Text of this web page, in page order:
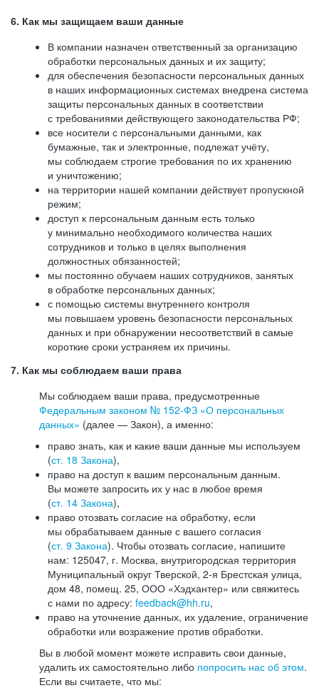
6. Как мы защищаем ваши данные
В компании назначен ответственный за организацию
обработки персональных данных и их защиту;
для обеспечения безопасности персональных данных
в наших информационных системах внедрена система
защиты персональных данных в соответствии
с требованиями действующего законодательства РФ;
все носители с персональными данными, как
бумажные, так и электронные, подлежат учёту,
мы соблюдаем строгие требования по их хранению
и уничтожению;
на территории нашей компании действует пропускной
режим;
доступ к персональным данным есть только
у минимально необходимого количества наших
сотрудников и только в целях выполнения
должностных обязанностей;
мы постоянно обучаем наших сотрудников, занятых
в обработке персональных данных;
с помощью системы внутреннего контроля
мы повышаем уровень безопасности персональных
данных и при обнаружении несоответствий в самые
короткие сроки устраняем их причины.
7. Как мы соблюдаем ваши права
Мы соблюдаем ваши права, предусмотренные
Федеральным законом № 152-ФЗ «О персональных
данных» (далее — Закон), а именно:
право знать, как и какие ваши данные мы используем
(ст. 18 Закона),
право на доступ к вашим персональным данным.
Вы можете запросить их у нас в любое время
(ст. 14 Закона),
право отозвать согласие на обработку, если
мы обрабатываем данные с вашего согласия
(ст. 9 Закона). Чтобы отозвать согласие, напишите
нам: 125047, г. Москва, внутригородская территория
Муниципальный округ Тверской, 2-я Брестская улица,
дом 48, помещ. 25, ООО «Хэдхантер» или свяжитесь
с нами по адресу: feedback@hh.ru,
право на уточнение данных, их удаление, ограничение
обработки или возражение против обработки.
Вы в любой момент можете исправить свои данные,
удалить их самостоятельно либо попросить нас об этом.
Если вы считаете, что мы: